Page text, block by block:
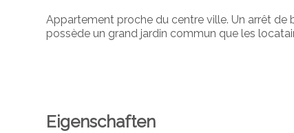
Appartement proche du centre ville. Un arrêt
possède un grand jardin commun que les
Eigenschaften